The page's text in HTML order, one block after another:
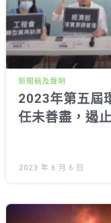
新聞稿及聲明
2023年第五屆
任未善盡，遏
2023 年 6 月 6 日